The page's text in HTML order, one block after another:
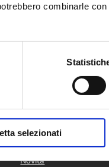
combinarle
selezionati
L’azienda
L’azienda
Novità